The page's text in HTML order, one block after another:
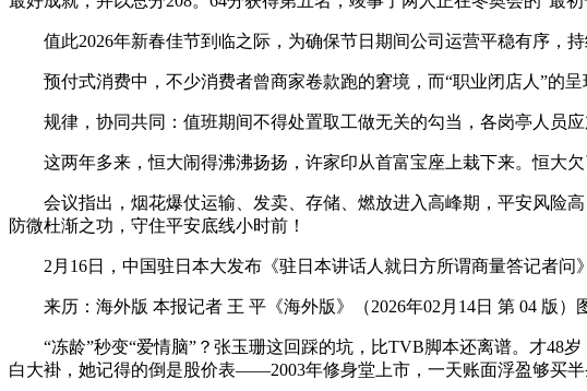
值此2026年新春佳节到临之际，为确保节日期间公司运营平稳有序，持
预付式消费中，不少消费者曾商家卷款跑的窘境，而“职业闭店人”的呈
规律，协同共同：值班期间不得处置取工做无关的勾当，各岗亭人员应
这两年多来，恒大闹得沸沸扬扬，许家印从首富宝座上栽下来。恒大欠
会议指出，烟花爆仗运输、发卖、存储、燃放进入高峰期，平安风险高
防微杜渐之功，守住平安底线小时前！
2月16日，中国驻日本大发布《驻日本讲话人就日方所谓商量答记者问
来历：海外版 本报记者 王 平《海外版》（2026年02月14日 第 04 版）
“冻龄”秒变“爱情脑”？张玉珊这回踩的坑，比TVB脚本还离谱。才48岁
白大褂，她记得的倒是股价表——2003年修身堂上市，一天账面浮盈够买半